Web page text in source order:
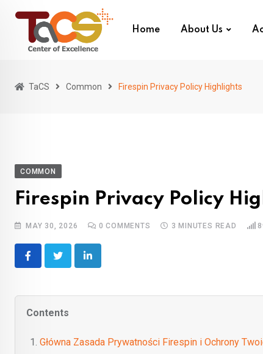
content
Home About Us
TaCS Common Firespin Privacy Policy Highlights
COMMON
Firespin Privacy Policy
MAY 30, 2026 0 COMMENTS 3 MINUTES READ
LinkedIn
Contents
Główna Zasada Prywatności Firespin i Ochrony